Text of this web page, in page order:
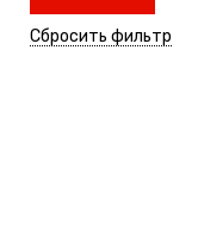
Сбросить фильтр